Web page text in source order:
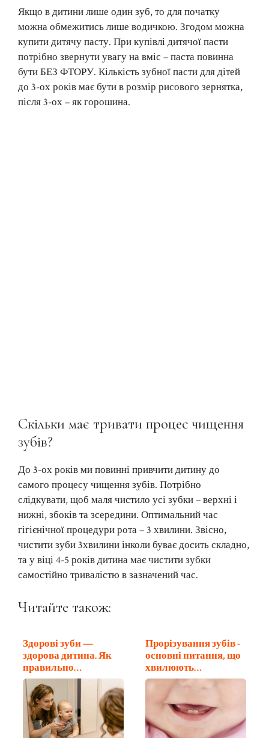
Якщо в дитини лише один зуб, то для початку
можна обмежитись лише водичкою. Згодом можна
купити дитячу пасту. При купівлі дитячої пасти
потрібно звернути увагу на вміс – паста повинна
бути БЕЗ ФТОРУ. Кількість зубної пасти для дітей
до 3-ох років має бути в розмір рисового зернятка,
після 3-ох – як горошина.
Скільки має тривати процес чищення
зубів?
До 3-ох років ми повинні привчити дитину до
самого процесу чищення зубів. Потрібно
слідкувати, щоб маля чистило усі зубки – верхні і
нижні, збоків та зсередини. Оптимальний час
гігієнічної процедури рота – 3 хвилини. Звісно,
чистити зуби 3хвилини інколи буває досить складно,
та у віці 4-5 років дитина має чистити зубки
самостійно тривалістю в зазначений час.
Читайте також:
Здорові зуби —
здорова дитина. Як
правильно…
Прорізування зубів -
основні питання, що
хвилюють…